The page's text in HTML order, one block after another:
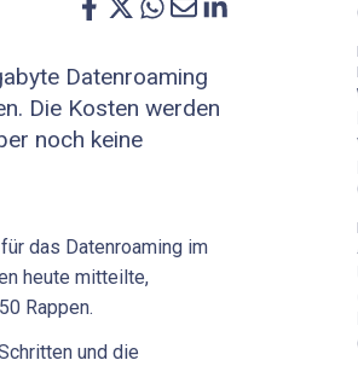
Datenroaming
Die Kosten werden
noch keine
das Datenroaming im
heute mitteilte,
Rappen.
und die